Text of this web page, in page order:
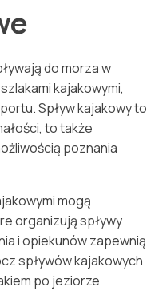
do morza w
kajakowymi,
Spływ kajakowy to
to także
poznania
mogą
organizują spływy
i opiekunów zapewnią
spływów kajakowych
po jeziorze